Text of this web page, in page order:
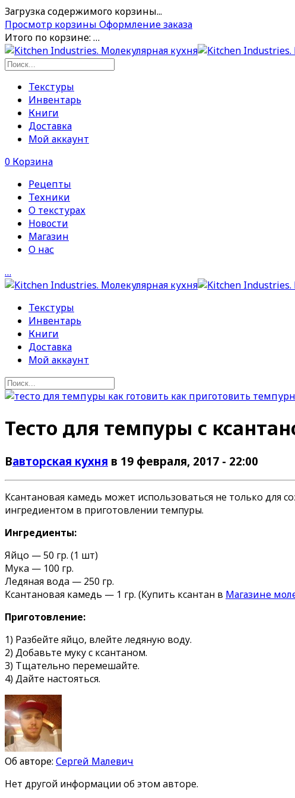
Загрузка содержимого корзины...
Просмотр корзины Оформление заказа
Итого по корзине: …
Текстуры
Инвентарь
Книги
Доставка
Мой аккаунт
0 Корзина
Рецепты
Техники
О текстурах
Новости
Магазин
О нас
…
Текстуры
Инвентарь
Книги
Доставка
Мой аккаунт
Тесто для темпуры с
Вавторская кухня в 19 февраля, 2017 - 22:00
Ксантановая камедь может использоваться не только для
ингредиентом в приготовлении темпуры.
Ингредиенты:
Яйцо — 50 гр. (1 шт)
Мука — 100 гр.
Ледяная вода — 250 гр.
Ксантановая камедь — 1 гр. (Купить ксантан в Магазине
Приготовление:
1) Разбейте яйцо, влейте ледяную воду.
2) Добавьте муку с ксантаном.
3) Тщательно перемешайте.
4) Дайте настояться.
Об авторе: Сергей Малевич
Нет другой информации об этом авторе.